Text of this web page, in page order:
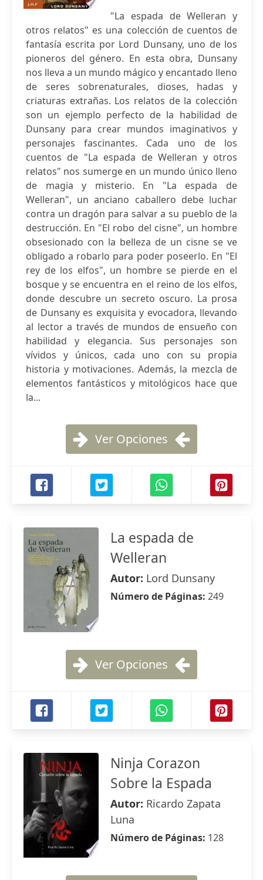
"La espada de Welleran y
otros relatos" es una colección de cuentos de
fantasía escrita por Lord Dunsany, uno de los
pioneros del género. En esta obra, Dunsany
nos lleva a un mundo mágico y encantado lleno
de seres sobrenaturales, dioses, hadas y
criaturas extrañas. Los relatos de la colección
son un ejemplo perfecto de la habilidad de
Dunsany para crear mundos imaginativos y
personajes fascinantes. Cada uno de los
cuentos de "La espada de Welleran y otros
relatos" nos sumerge en un mundo único lleno
de magia y misterio. En "La espada de
Welleran", un anciano caballero debe luchar
contra un dragón para salvar a su pueblo de la
destrucción. En "El robo del cisne", un hombre
obsesionado con la belleza de un cisne se ve
obligado a robarlo para poder poseerlo. En "El
rey de los elfos", un hombre se pierde en el
bosque y se encuentra en el reino de los elfos,
donde descubre un secreto oscuro. La prosa
de Dunsany es exquisita y evocadora, llevando
al lector a través de mundos de ensueño con
habilidad y elegancia. Sus personajes son
vívidos y únicos, cada uno con su propia
historia y motivaciones. Además, la mezcla de
elementos fantásticos y mitológicos hace que
la...
Ver Opciones
La espada de
Welleran
Autor: Lord Dunsany
Número de Páginas: 249
Ver Opciones
Ninja Corazon
Sobre la Espada
Autor: Ricardo Zapata
Luna
Número de Páginas: 128